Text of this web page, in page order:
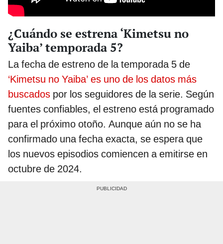
¿Cuándo se estrena ‘Kimetsu no
Yaiba’ temporada 5?
La fecha de estreno de la temporada 5 de
‘Kimetsu no Yaiba’ es uno de los datos más
buscados por los seguidores de la serie. Según
fuentes confiables, el estreno está programado
para el próximo otoño. Aunque aún no se ha
confirmado una fecha exacta, se espera que
los nuevos episodios comiencen a emitirse en
octubre de 2024.